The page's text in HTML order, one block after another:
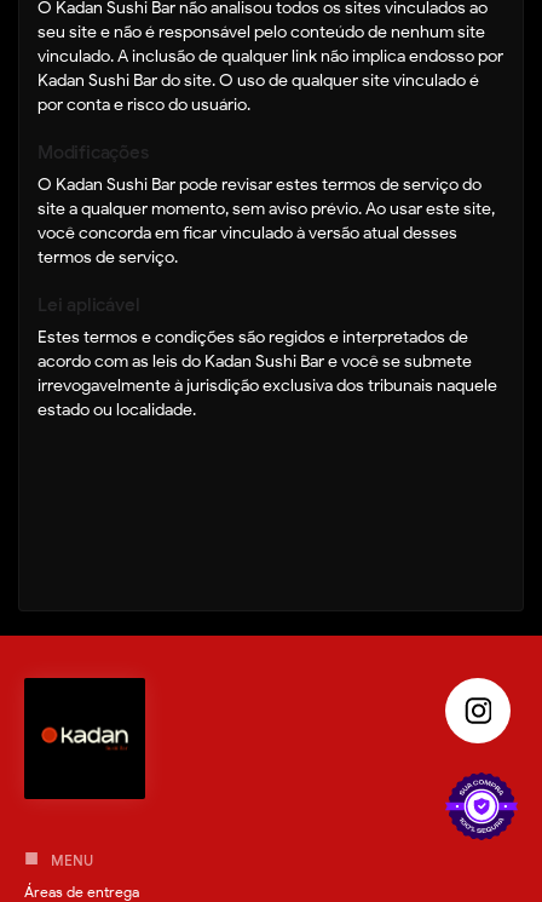
O Kadan Sushi Bar não analisou todos os sites vinculados ao
seu site e não é responsável pelo conteúdo de nenhum site
vinculado. A inclusão de qualquer link não implica endosso por
Kadan Sushi Bar do site. O uso de qualquer site vinculado é
por conta e risco do usuário.
Modificações
O Kadan Sushi Bar pode revisar estes termos de serviço do
site a qualquer momento, sem aviso prévio. Ao usar este site,
você concorda em ficar vinculado à versão atual desses
termos de serviço.
Lei aplicável
Estes termos e condições são regidos e interpretados de
acordo com as leis do Kadan Sushi Bar e você se submete
irrevogavelmente à jurisdição exclusiva dos tribunais naquele
estado ou localidade.
MENU
Áreas de entrega